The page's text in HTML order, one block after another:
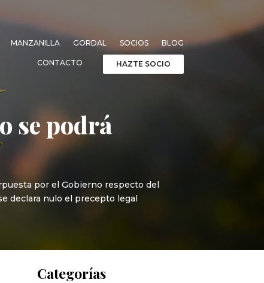
MANZANILLA GORDAL SOCIOS BLOG
CONTACTO HAZTE SOCIO
se podrá
por el Gobierno respecto del
declara nulo el precepto legal
Categorías